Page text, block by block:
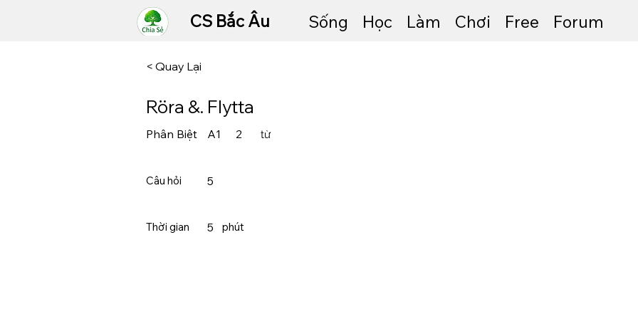
CS Bắc Âu Sống Học Làm Chơi Free Forum
< Quay Lại
Röra &. Flytta
Phân Biệt A1 2 từ
Câu hỏi 5
Thời gian 5 ​phút